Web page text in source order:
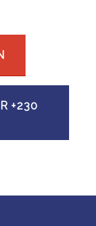
+230